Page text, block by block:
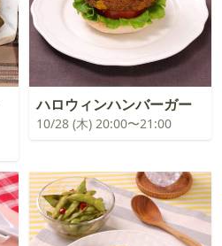
ハロウィンハンバーガー
10/28 (木) 20:00〜21:00